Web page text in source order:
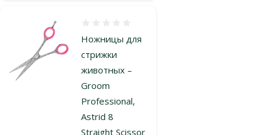
Ножницы для
стрижки
животных –
Groom
Professional,
Astrid 8
Straight Scissor